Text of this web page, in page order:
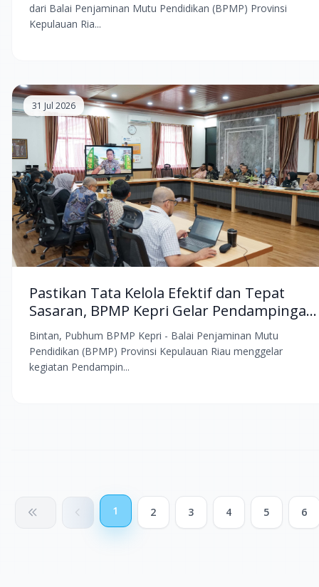
dari Balai Penjaminan Mutu Pendidikan (BPMP) Provinsi
Kepulauan Ria...
31 Jul 2026
Pastikan Tata Kelola Efektif dan Tepat
Sasaran, BPMP Kepri Gelar Pendampingan
Penatausahaan Dana BOSP
Bintan, Pubhum BPMP Kepri - Balai Penjaminan Mutu
Pendidikan (BPMP) Provinsi Kepulauan Riau menggelar
kegiatan Pendampin...
1 2 3 4 5 6